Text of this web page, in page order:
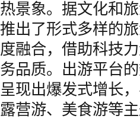
热景象。据文化和
推出了形式多样的
度融合，借助科技
务品质。出游平台
呈现出爆发式增长
露营游、美食游等